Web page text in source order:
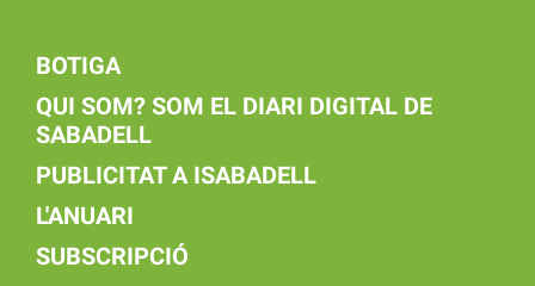
BOTIGA
QUI SOM? SOM EL DIARI DIGITAL DE
SABADELL
PUBLICITAT A ISABADELL
L'ANUARI
SUBSCRIPCIÓ